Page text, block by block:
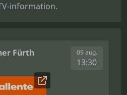
information.
Fürth 09 aug.
13:30